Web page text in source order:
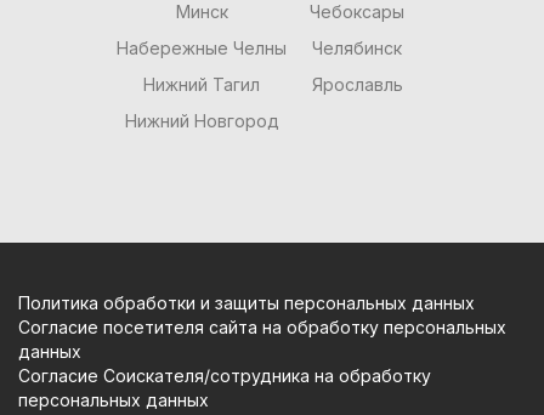
Минск
Набережные Челны
Нижний Тагил
Нижний Новгород
Чебоксары
Челябинск
Ярославль
Политика обработки и защиты персональных данных
Согласие посетителя сайта на обработку персональных
данных
Согласие Соискателя/сотрудника на обработку
персональных данных